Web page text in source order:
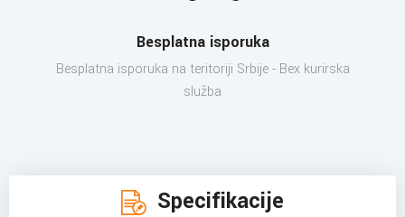
Besplatna isporuka
Besplatna isporuka na teritoriji Srbije - Bex kurirska
služba
Specifikacije